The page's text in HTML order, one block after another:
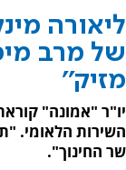
ליאורה
של מרב
מזיק''
יו"ר "אמונה"
השירות הלאומי.
שר החינוך".